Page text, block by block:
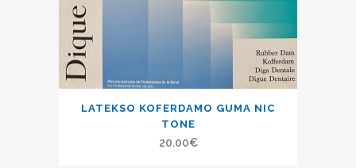
LATEKSO KOFERDAMO GUMA NIC
TONE
20.00€